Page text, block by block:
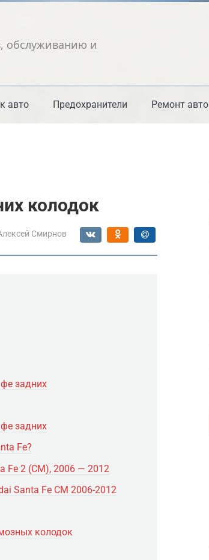
обслуживанию и
авто Предохранители Ремонт авто
колодок
Смирнов
задних
задних
Fe?
Fe 2 (CM), 2006 — 2012
Santa Fe CM 2006-2012
колодок